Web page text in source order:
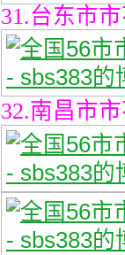
31.台东市
32.南昌市